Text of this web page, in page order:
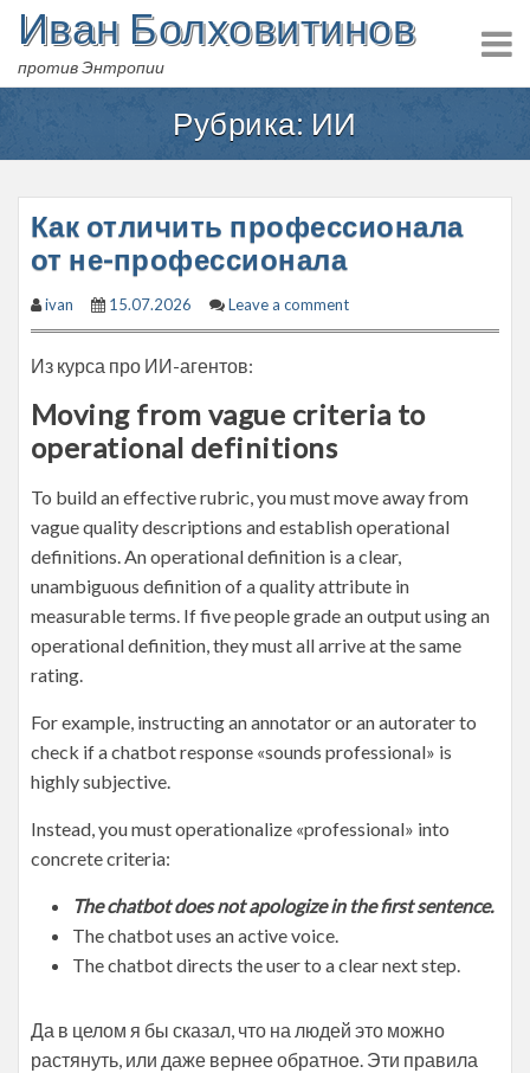
Skip
content
Иван Болховитинов
против Энтропии
Рубрика: ИИ
Как отличить профессионала
от не-профессионала
ivan 15.07.2026 Leave a comment
Из курса про ИИ-агентов:
Moving from vague criteria to
operational definitions
To build an effective rubric, you must move away from
vague quality descriptions and establish operational
definitions. An operational definition is a clear,
unambiguous definition of a quality attribute in
measurable terms. If five people grade an output using an
operational definition, they must all arrive at the same
rating.
For example, instructing an annotator or an autorater to
check if a chatbot response «sounds professional» is
highly subjective.
Instead, you must operationalize «professional» into
concrete criteria:
The chatbot does not apologize in the first sentence.
The chatbot uses an active voice.
The chatbot directs the user to a clear next step.
Да в целом я бы сказал, что на людей это можно
растянуть, или даже вернее обратное. Эти правила